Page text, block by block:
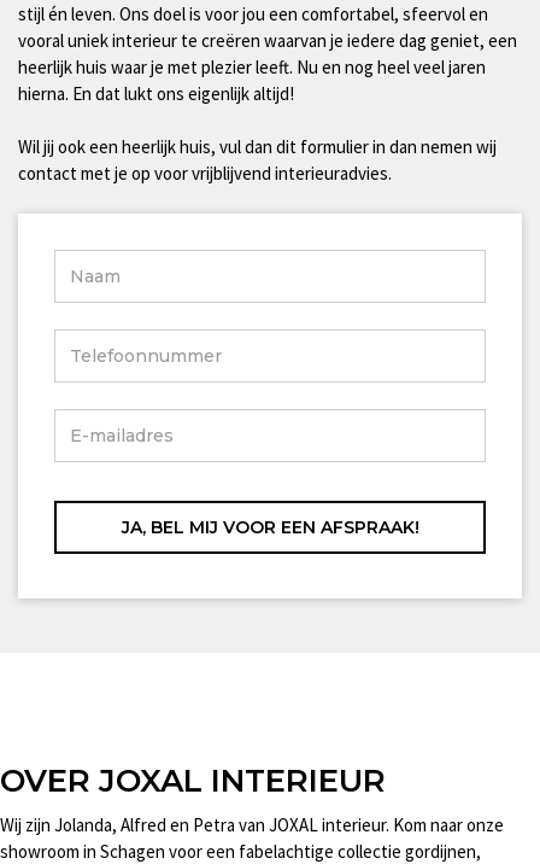
stijl én leven. Ons doel is voor jou een comfortabel, sfeervol en
vooral uniek interieur te creëren waarvan je iedere dag geniet, een
heerlijk huis waar je met plezier leeft. Nu en nog heel veel jaren
hierna. En dat lukt ons eigenlijk altijd!
Wil jij ook een heerlijk huis, vul dan dit formulier in dan nemen wij
contact met je op voor vrijblijvend interieuradvies.
OVER JOXAL INTERIEUR
Wij zijn Jolanda, Alfred en Petra van JOXAL interieur. Kom naar onze
showroom in Schagen voor een fabelachtige collectie gordijnen,